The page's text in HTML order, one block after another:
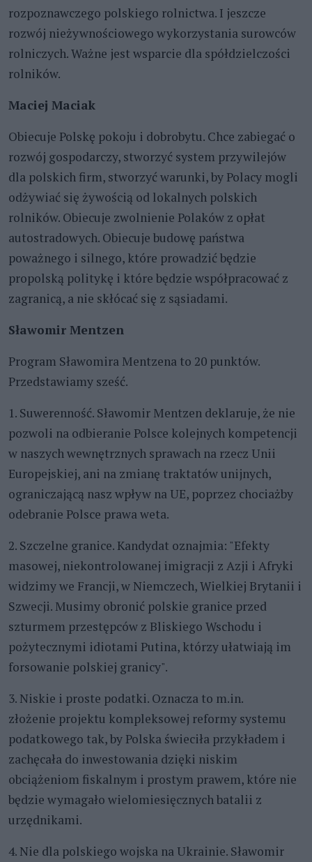
rozpoznawczego polskiego rolnictwa. I jeszcze
rozwój nieżywnościowego wykorzystania surowców
rolniczych. Ważne jest wsparcie dla spółdzielczości
rolników.
Maciej Maciak
Obiecuje Polskę pokoju i dobrobytu. Chce zabiegać o
rozwój gospodarczy, stworzyć system przywilejów
dla polskich firm, stworzyć warunki, by Polacy mogli
odżywiać się żywością od lokalnych polskich
rolników. Obiecuje zwolnienie Polaków z opłat
autostradowych. Obiecuje budowę państwa
poważnego i silnego, które prowadzić będzie
propolską politykę i które będzie współpracować z
zagranicą, a nie skłócać się z sąsiadami.
Sławomir Mentzen
Program Sławomira Mentzena to 20 punktów.
Przedstawiamy sześć.
1. Suwerenność. Sławomir Mentzen deklaruje, że nie
pozwoli na odbieranie Polsce kolejnych kompetencji
w naszych wewnętrznych sprawach na rzecz Unii
Europejskiej, ani na zmianę traktatów unijnych,
ograniczającą nasz wpływ na UE, poprzez chociażby
odebranie Polsce prawa weta.
2. Szczelne granice. Kandydat oznajmia: "Efekty
masowej, niekontrolowanej imigracji z Azji i Afryki
widzimy we Francji, w Niemczech, Wielkiej Brytanii i
Szwecji. Musimy obronić polskie granice przed
szturmem przestępców z Bliskiego Wschodu i
pożytecznymi idiotami Putina, którzy ułatwiają im
forsowanie polskiej granicy".
3. Niskie i proste podatki. Oznacza to m.in.
złożenie projektu kompleksowej reformy systemu
podatkowego tak, by Polska świeciła przykładem i
zachęcała do inwestowania dzięki niskim
obciążeniom fiskalnym i prostym prawem, które nie
będzie wymagało wielomiesięcznych batalii z
urzędnikami.
4. Nie dla polskiego wojska na Ukrainie. Sławomir